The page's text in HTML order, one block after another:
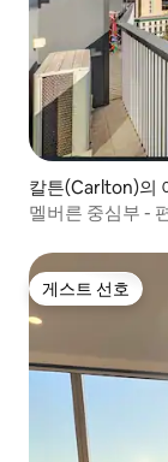
칼튼(Carlton)의
멜버른 중심부 -
게스트 선호
게스트 선호